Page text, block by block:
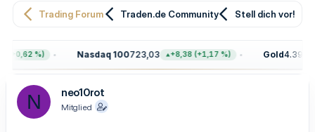
e
r
e
a
m
Trading Forum Traden.de Community Stell dich vor!
%) Nasdaq 100723,03 +8,38 (+1,17 %) Gold4.399,70
N neo10rot
Mitglied